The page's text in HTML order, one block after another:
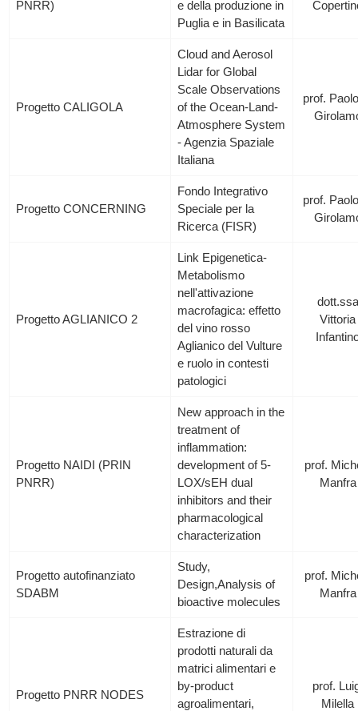
PNRR)
e della produzione in
Puglia e in Basilicata
Progetto CALIGOLA
Cloud and Aerosol
Lidar for Global
Scale Observations
of the Ocean-Land-
Atmosphere System
- Agenzia Spaziale
Italiana
prof.
Progetto CONCERNING
Fondo Integrativo
Speciale per la
Ricerca (FISR)
prof.
Progetto AGLIANICO 2
Link Epigenetica-
Metabolismo
nell'attivazione
macrofagica: effetto
del vino rosso
Aglianico del Vulture
e ruolo in contesti
patologici
dott.ssa
Vittoria
Progetto NAIDI (PRIN
PNRR)
New approach in the
treatment of
inflammation:
development of 5-
LOX/sEH dual
inhibitors and their
pharmacological
characterization
prof.
Manfra
Progetto autofinanziato
SDABM
Study,
Design,Analysis of
bioactive molecules
prof.
Manfra
Progetto PNRR NODES
Estrazione di
prodotti naturali da
matrici alimentari e
by-product
agroalimentari,
prof.
Milella